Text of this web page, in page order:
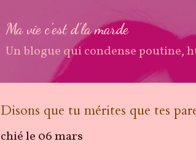
Ma vie c'est d'la marde
Un blogue qui condense poutine,
Disons que tu mérites que tes
chié le 06 mars